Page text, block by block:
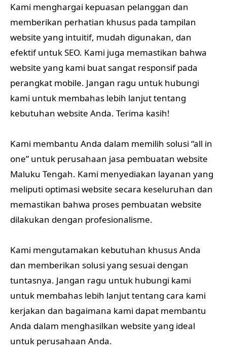
Kami menghargai kepuasan pelanggan dan
memberikan perhatian khusus pada tampilan
website yang intuitif, mudah digunakan, dan
efektif untuk SEO. Kami juga memastikan bahwa
website yang kami buat sangat responsif pada
perangkat mobile. Jangan ragu untuk hubungi
kami untuk membahas lebih lanjut tentang
kebutuhan website Anda. Terima kasih!
Kami membantu Anda dalam memilih solusi “all in
one” untuk perusahaan jasa pembuatan website
Maluku Tengah. Kami menyediakan layanan yang
meliputi optimasi website secara keseluruhan dan
memastikan bahwa proses pembuatan website
dilakukan dengan profesionalisme.
Kami mengutamakan kebutuhan khusus Anda
dan memberikan solusi yang sesuai dengan
tuntasnya. Jangan ragu untuk hubungi kami
untuk membahas lebih lanjut tentang cara kami
kerjakan dan bagaimana kami dapat membantu
Anda dalam menghasilkan website yang ideal
untuk perusahaan Anda.